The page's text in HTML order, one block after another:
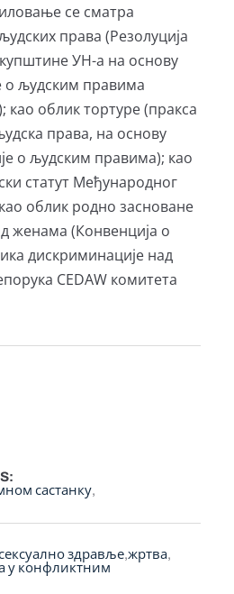
се сматра
права (Резолуција
УН-а на основу
о људским правима
као облик тортуре (пракса
права, на основу
о људским правима); као
статут Међународног
облик родно засноване
женама (Конвенција о
дискриминације над
CEDAW комитета
састанку
здравље жртва
у конфликтним